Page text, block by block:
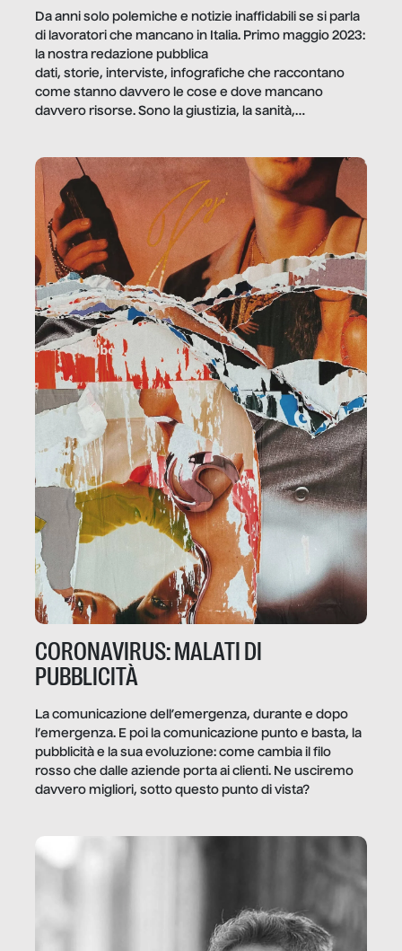
Da anni solo polemiche e notizie inaffidabili se si parla
di lavoratori che mancano in Italia. Primo maggio 2023:
la nostra redazione pubblica
dati, storie, interviste, infografiche che raccontano
come stanno davvero le cose e dove mancano
davvero risorse. Sono la giustizia, la sanità,
CORONAVIRUS: MALATI DI
PUBBLICITÀ
La comunicazione dell’emergenza, durante e dopo
l’emergenza. E poi la comunicazione punto e basta, la
pubblicità e la sua evoluzione: come cambia il filo
rosso che dalle aziende porta ai clienti. Ne usciremo
davvero migliori, sotto questo punto di vista?